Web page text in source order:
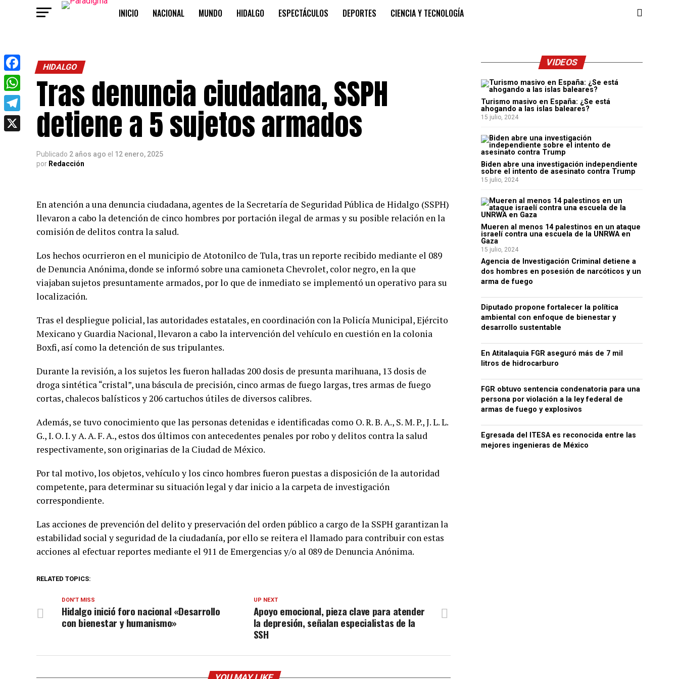
INICIO NACIONAL MUNDO HIDALGO ESPECTÁCULOS DEPORTES CIENCIA Y TECNOLOGÍA
HIDALGO
Tras denuncia ciudadana, SSPH
detiene a 5 sujetos armados
Publicado 2 años ago el 12 enero, 2025
por Redacción
En atención a una denuncia ciudadana, agentes de la Secretaría de Seguridad Pública de Hidalgo (SSPH)
llevaron a cabo la detención de cinco hombres por portación ilegal de armas y su posible relación en la
comisión de delitos contra la salud.
Los hechos ocurrieron en el municipio de Atotonilco de Tula, tras un reporte recibido mediante el 089
de Denuncia Anónima, donde se informó sobre una camioneta Chevrolet, color negro, en la que
viajaban sujetos presuntamente armados, por lo que de inmediato se implementó un operativo para su
localización.
Tras el despliegue policial, las autoridades estatales, en coordinación con la Policía Municipal, Ejército
Mexicano y Guardia Nacional, llevaron a cabo la intervención del vehículo en cuestión en la colonia
Boxfi, así como la detención de sus tripulantes.
Durante la revisión, a los sujetos les fueron halladas 200 dosis de presunta marihuana, 13 dosis de
droga sintética “cristal”, una báscula de precisión, cinco armas de fuego largas, tres armas de fuego
cortas, chalecos balísticos y 206 cartuchos útiles de diversos calibres.
Además, se tuvo conocimiento que las personas detenidas e identificadas como O. R. B. A., S. M. P., J. L. L.
G., I. O. I. y A. A. F. A., estos dos últimos con antecedentes penales por robo y delitos contra la salud
respectivamente, son originarias de la Ciudad de México.
Por tal motivo, los objetos, vehículo y los cinco hombres fueron puestas a disposición de la autoridad
competente, para determinar su situación legal y dar inicio a la carpeta de investigación
correspondiente.
Las acciones de prevención del delito y preservación del orden público a cargo de la SSPH garantizan la
estabilidad social y seguridad de la ciudadanía, por ello se reitera el llamado para contribuir con estas
acciones al efectuar reportes mediante el 911 de Emergencias y/o al 089 de Denuncia Anónima.
RELATED TOPICS:
UP NEXT
Apoyo emocional, pieza clave para atender
la depresión, señalan especialistas de la
SSH
DON'T MISS
Hidalgo inició foro nacional «Desarrollo
con bienestar y humanismo»
VIDEOS
Turismo masivo en España: ¿Se está
ahogando a las islas baleares?
15 julio, 2024
Biden abre una investigación independiente
sobre el intento de asesinato contra Trump
15 julio, 2024
Mueren al menos 14 palestinos en un ataque
israelí contra una escuela de la UNRWA en
Gaza
15 julio, 2024
Agencia de Investigación Criminal detiene a
dos hombres en posesión de narcóticos y un
arma de fuego
Diputado propone fortalecer la política
ambiental con enfoque de bienestar y
desarrollo sustentable
En Atitalaquia FGR aseguró más de 7 mil
litros de hidrocarburo
FGR obtuvo sentencia condenatoria para una
persona por violación a la ley federal de
armas de fuego y explosivos
Egresada del ITESA es reconocida entre las
mejores ingenieras de México
Facebook
WhatsApp
Telegram